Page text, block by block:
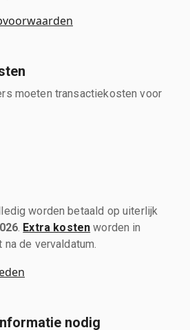
moeten transactiekosten voor
worden betaald op uiterlijk
Extra kosten worden in
de vervaldatum.
nodig